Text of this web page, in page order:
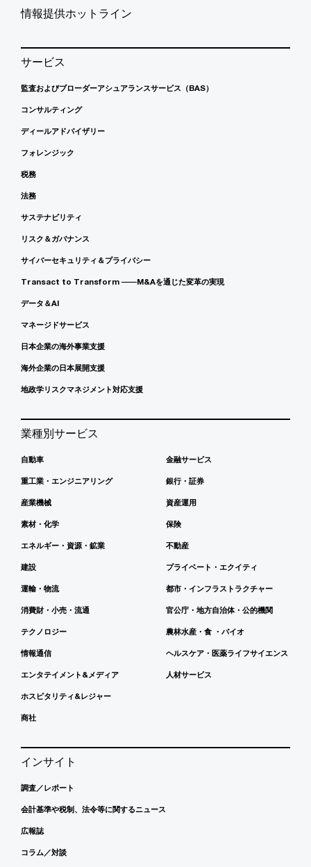
情報提供ホットライン
サービス
監査およびブローダーアシュアランスサービス（BAS）
コンサルティング
ディールアドバイザリー
フォレンジック
税務
法務
サステナビリティ
リスク＆ガバナンス
サイバーセキュリティ＆プライバシー
Transact to Transform ――M&Aを通じた変革の実現
データ＆AI
マネージドサービス
日本企業の海外事業支援
海外企業の日本展開支援
地政学リスクマネジメント対応支援
業種別サービス
自動車
重工業・エンジニアリング
産業機械
素材・化学
エネルギー・資源・鉱業
建設
運輸・物流
消費財・小売・流通
テクノロジー
情報通信
エンタテイメント&メディア
ホスピタリティ&レジャー
商社
金融サービス
銀行・証券
資産運用
保険
不動産
プライベート・エクイティ
都市・インフラストラクチャー
官公庁・地方自治体・公的機関
農林水産・食 ・バイオ
ヘルスケア・医薬ライフサイエンス
人材サービス
インサイト
調査／レポート
会計基準や税制、法令等に関するニュース
広報誌
コラム／対談